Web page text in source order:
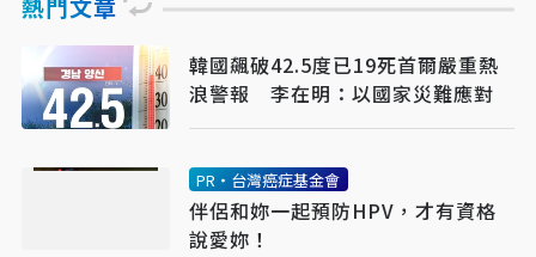
熱門文章
韓國飆破42.5度已19死首爾嚴重熱
浪警報 李在明：以國家災難應對
PR・台灣癌症基金會
伴侶和妳一起預防HPV，才有資格
說愛妳！